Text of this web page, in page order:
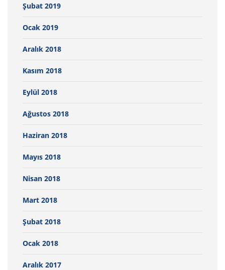
Şubat 2019
Ocak 2019
Aralık 2018
Kasım 2018
Eylül 2018
Ağustos 2018
Haziran 2018
Mayıs 2018
Nisan 2018
Mart 2018
Şubat 2018
Ocak 2018
Aralık 2017